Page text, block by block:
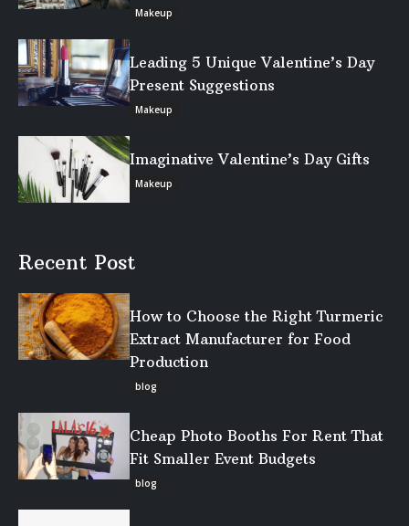
Makeup
Leading 5 Unique Valentine’s Day
Present Suggestions
Makeup
Imaginative Valentine’s Day Gifts
Makeup
Recent Post
How to Choose the Right Turmeric
Extract Manufacturer for Food
Production
blog
Cheap Photo Booths For Rent That
Fit Smaller Event Budgets
blog